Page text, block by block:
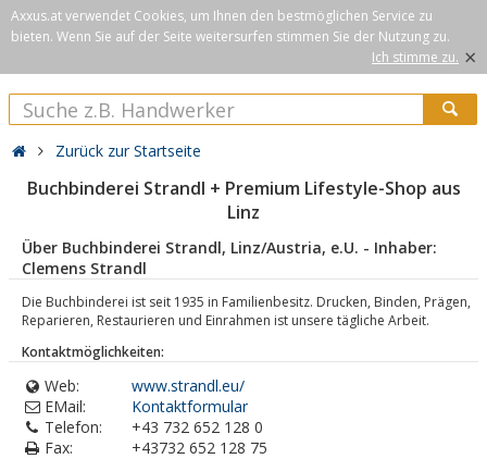
Axxus.at verwendet Cookies, um Ihnen den bestmöglichen Service zu
bieten. Wenn Sie auf der Seite weitersurfen stimmen Sie der Nutzung zu.
Ich stimme zu. ×
Zurück zur Startseite
Buchbinderei Strandl + Premium Lifestyle-Shop aus
Linz
Über Buchbinderei Strandl, Linz/Austria, e.U. - Inhaber:
Clemens Strandl
Die Buchbinderei ist seit 1935 in Familienbesitz. Drucken, Binden, Prägen,
Reparieren, Restaurieren und Einrahmen ist unsere tägliche Arbeit.
Kontaktmöglichkeiten:
Web:
www.strandl.eu/
EMail:
Kontaktformular
Telefon:
+43 732 652 128 0
Fax:
+43732 652 128 75